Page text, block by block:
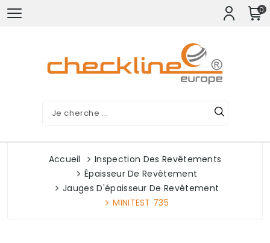
0
Accueil
Inspection Des Revêtements
Épaisseur De Revêtement
Jauges D'épaisseur De Revêtement
MINITEST 735